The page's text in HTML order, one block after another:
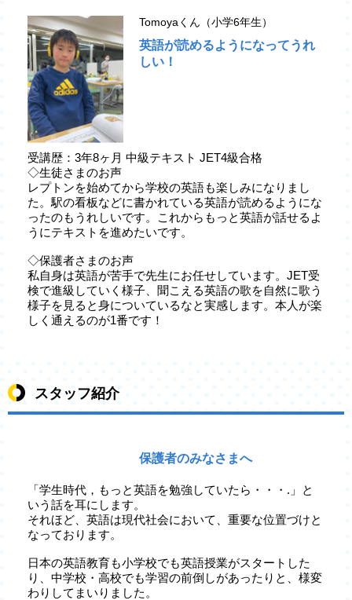
Tomoyaくん（小学6年生）
英語が読めるようになってうれ
しい！
受講歴：3年8ヶ月 中級テキスト JET4級合格
◇生徒さまのお声
レプトンを始めてから学校の英語も楽しみになりまし
た。駅の看板などに書かれている英語が読めるようにな
ったのもうれしいです。これからもっと英語が話せるよ
うにテキストを進めたいです。
◇保護者さまのお声
私自身は英語が苦手で先生にお任せしています。JET受
検で進級していく様子、聞こえる英語の歌を自然に歌う
様子を見ると身についているなと実感します。本人が楽
しく通えるのが1番です！
スタッフ紹介
保護者のみなさまへ
「学生時代，もっと英語を勉強していたら・・・.」と
いう話を耳にします。
それほど、英語は現代社会において、重要な位置づけと
なっております。
日本の英語教育も小学校でも英語授業がスタートした
り、中学校・高校でも学習の前倒しがあったりと、様変
わりしてまいりました。